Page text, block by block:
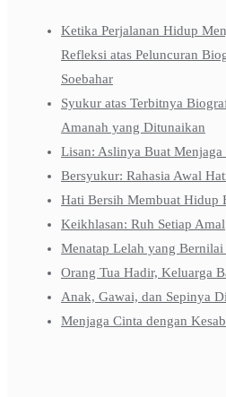
Ketika Perjalanan Hidup
Refleksi atas Peluncuran
Soebahar
Syukur atas Terbitnya
Amanah yang Ditunaikan
Lisan: Aslinya Buat Menjaga
Bersyukur: Rahasia Awal
Hati Bersih Membuat Hidup
Keikhlasan: Ruh Setiap Amal
Menatap Lelah yang Bernilai
Orang Tua Hadir, Keluarga
Anak, Gawai, dan Sepinya
Menjaga Cinta dengan